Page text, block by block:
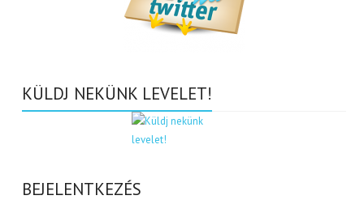
KÜLDJ NEKÜNK LEVELET!
BEJELENTKEZÉS